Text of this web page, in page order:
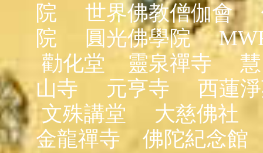
院
世界佛教僧伽會
院
圓光佛學院
勸化堂
靈泉禪寺
山寺
元亨寺
西蓮
文殊講堂
大慈佛社
金龍禪寺
佛陀紀念館